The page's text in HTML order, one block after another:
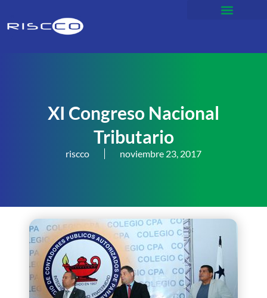
XI Congreso Nacional
Tributario
riscco noviembre 23, 2017